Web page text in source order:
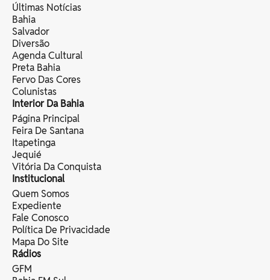
Últimas Notícias
Bahia
Salvador
Diversão
Agenda Cultural
Preta Bahia
Fervo Das Cores
Colunistas
Interior Da Bahia
Página Principal
Feira De Santana
Itapetinga
Jequié
Vitória Da Conquista
Institucional
Quem Somos
Expediente
Fale Conosco
Política De Privacidade
Mapa Do Site
Rádios
GFM